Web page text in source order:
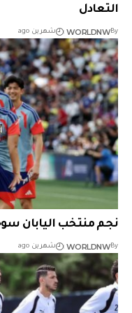
التعادل
By
WORLDNW شهرين ago
نجم منتخب اليابان
By
WORLDNW شهرين ago